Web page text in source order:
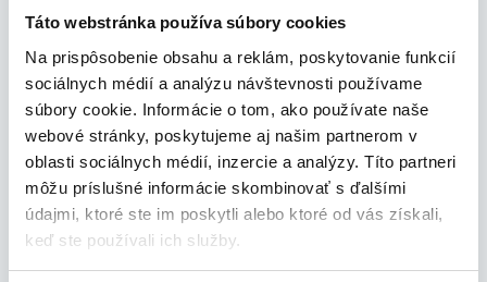
Táto webstránka používa súbory cookies
Na prispôsobenie obsahu a reklám, poskytovanie funkcií
sociálnych médií a analýzu návštevnosti používame
súbory cookie. Informácie o tom, ako používate naše
webové stránky, poskytujeme aj našim partnerom v
oblasti sociálnych médií, inzercie a analýzy. Títo partneri
môžu príslušné informácie skombinovať s ďalšími
údajmi, ktoré ste im poskytli alebo ktoré od vás získali,
keď ste používali ich služby.
Top 9
Fóliovníky
Záhradný fóliovník 2x3m, zelený | 6m2
57,00€ 125,00€
Postrekovače
Akumulátorový postrekovač chrbtový